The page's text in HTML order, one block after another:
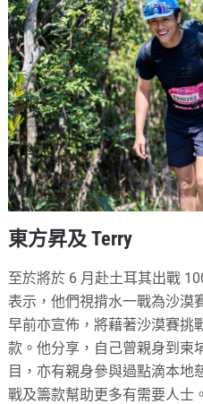
東方昇及 Terry
至於將於 6 月赴土耳其出戰
表示，他們視揹水一戰為沙漠
早前亦宣佈，將藉著沙漠賽挑
款。他分享，自己曾親身到柬
目，亦有親身參與過點滴本地
戰及籌款幫助更多有需要人士。